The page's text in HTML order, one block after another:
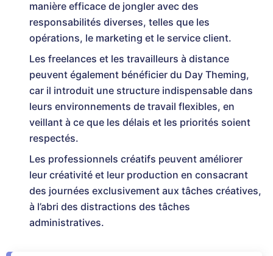
manière efficace de jongler avec des
responsabilités diverses, telles que les
opérations, le marketing et le service client.
Les freelances et les travailleurs à distance
peuvent également bénéficier du Day Theming,
car il introduit une structure indispensable dans
leurs environnements de travail flexibles, en
veillant à ce que les délais et les priorités soient
respectés.
Les professionnels créatifs peuvent améliorer
leur créativité et leur production en consacrant
des journées exclusivement aux tâches créatives,
à l’abri des distractions des tâches
administratives.